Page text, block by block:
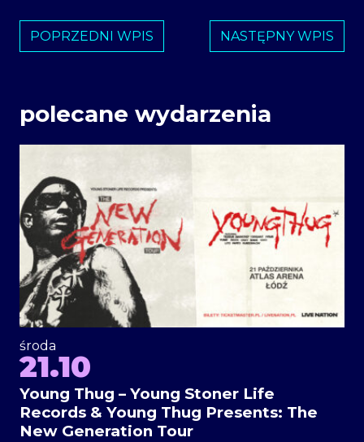
POPRZEDNI WPIS NASTĘPNY WPIS
polecane wydarzenia
środa
21.10
Young Thug – Young Stoner Life
Records & Young Thug Presents: The
New Generation Tour